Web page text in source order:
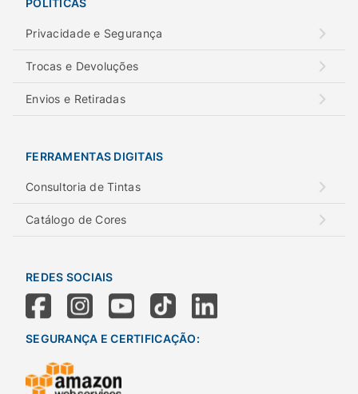
POLÍTICAS
Privacidade e Segurança
Trocas e Devoluções
Envios e Retiradas
FERRAMENTAS DIGITAIS
Consultoria de Tintas
Catálogo de Cores
REDES SOCIAIS
SEGURANÇA E CERTIFICAÇÃO: